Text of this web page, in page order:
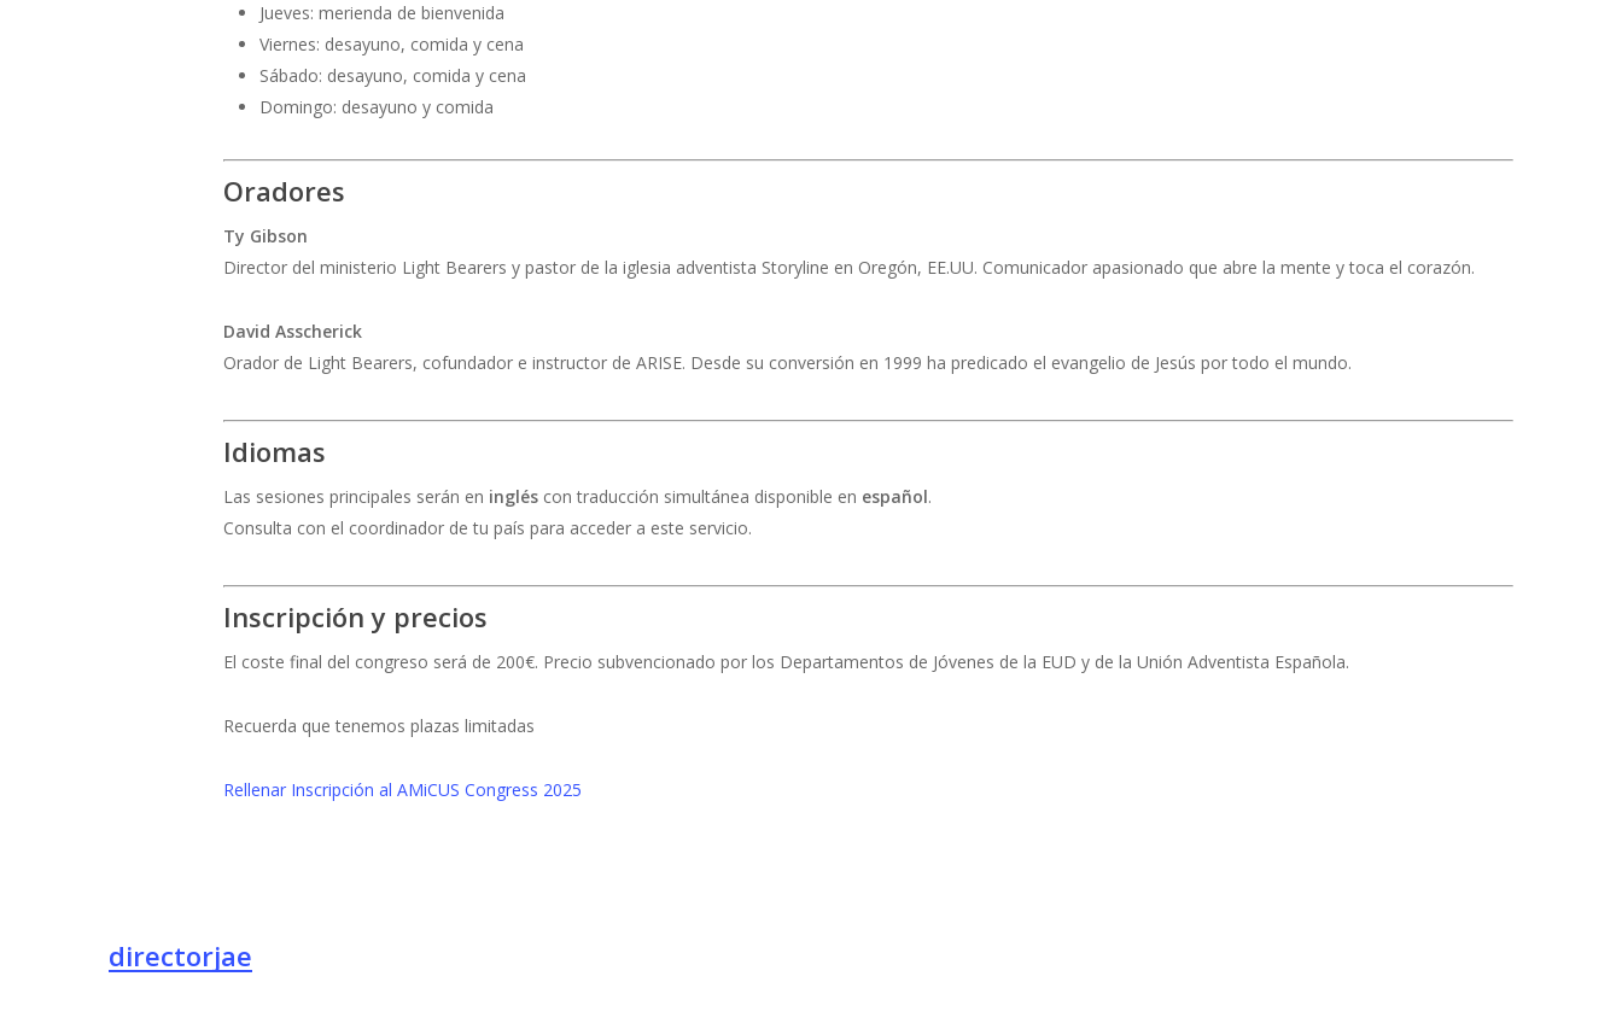
Jueves: merienda de bienvenida
Viernes: desayuno, comida y cena
Sábado: desayuno, comida y cena
Domingo: desayuno y comida
Oradores
Ty Gibson
Director del ministerio Light Bearers y pastor de la iglesia adventista Storyline en Oregón, EE.UU. Comunicador apasionado que abre la mente y toca el corazón.
David Asscherick
Orador de Light Bearers, cofundador e instructor de ARISE. Desde su conversión en 1999 ha predicado el evangelio de Jesús por todo el mundo.
Idiomas
Las sesiones principales serán en inglés con traducción simultánea disponible en español.
Consulta con el coordinador de tu país para acceder a este servicio.
Inscripción y precios
El coste final del congreso será de 200€. Precio subvencionado por los Departamentos de Jóvenes de la EUD y de la Unión Adventista Española.
Recuerda que tenemos plazas limitadas
Rellenar Inscripción al AMiCUS Congress 2025
directorjae